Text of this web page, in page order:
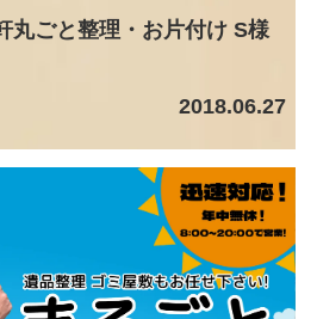
丸ごと整理・お片付け S様
2018.06.27